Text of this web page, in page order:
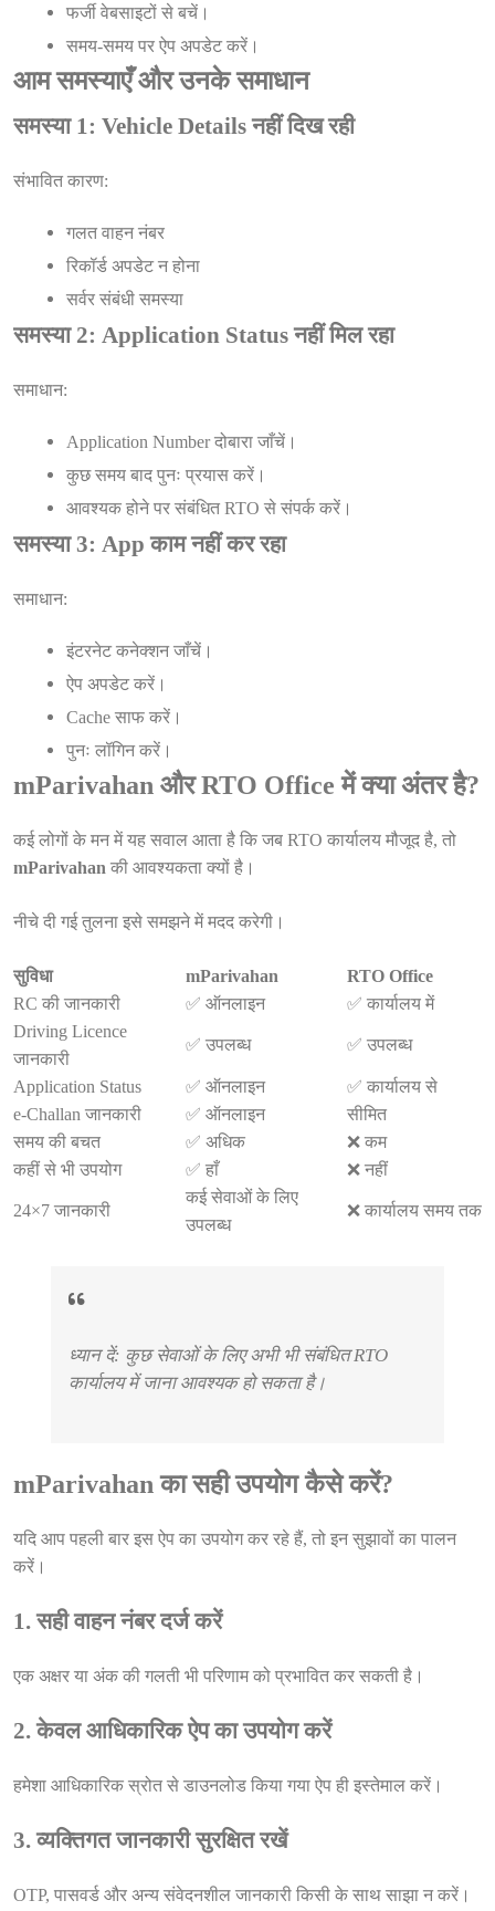
फर्जी वेबसाइटों से बचें।
समय-समय पर ऐप अपडेट करें।
आम समस्याएँ और उनके समाधान
समस्या 1: Vehicle Details नहीं दिख रही
संभावित कारण:
गलत वाहन नंबर
रिकॉर्ड अपडेट न होना
सर्वर संबंधी समस्या
समस्या 2: Application Status नहीं मिल रहा
समाधान:
Application Number दोबारा जाँचें।
कुछ समय बाद पुनः प्रयास करें।
आवश्यक होने पर संबंधित RTO से संपर्क करें।
समस्या 3: App काम नहीं कर रहा
समाधान:
इंटरनेट कनेक्शन जाँचें।
ऐप अपडेट करें।
Cache साफ करें।
पुनः लॉगिन करें।
mParivahan और RTO Office में क्या अंतर है?
कई लोगों के मन में यह सवाल आता है कि जब RTO कार्यालय मौजूद है, तो
mParivahan की आवश्यकता क्यों है।
नीचे दी गई तुलना इसे समझने में मदद करेगी।
सुविधा mParivahan
RTO Office
RC की जानकारी
✅ ऑनलाइन
✅ कार्यालय में
Driving Licence
जानकारी
✅ उपलब्ध ✅ उपलब्ध
Application Status ✅ ऑनलाइन
✅ कार्यालय से
e-Challan जानकारी
✅ ऑनलाइन
सीमित
समय की बचत
✅ अधिक
❌ कम
कहीं से भी उपयोग
✅ हाँ ❌ नहीं
24×7 जानकारी
कई सेवाओं के लिए
उपलब्ध
❌ कार्यालय समय तक
ध्यान दें: कुछ सेवाओं के लिए अभी भी संबंधित RTO
कार्यालय में जाना आवश्यक हो सकता है।
mParivahan का सही उपयोग कैसे करें?
यदि आप पहली बार इस ऐप का उपयोग कर रहे हैं, तो इन सुझावों का पालन
करें।
1. सही वाहन नंबर दर्ज करें
एक अक्षर या अंक की गलती भी परिणाम को प्रभावित कर सकती है।
2. केवल आधिकारिक ऐप का उपयोग करें
हमेशा आधिकारिक स्रोत से डाउनलोड किया गया ऐप ही इस्तेमाल करें।
3. व्यक्तिगत जानकारी सुरक्षित रखें
OTP, पासवर्ड और अन्य संवेदनशील जानकारी किसी के साथ साझा न करें।